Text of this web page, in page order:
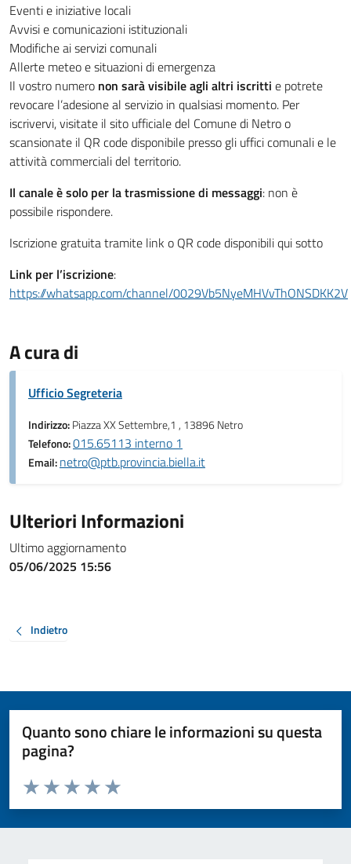
Eventi e iniziative locali
Avvisi e comunicazioni istituzionali
Modifiche ai servizi comunali
Allerte meteo e situazioni di emergenza
Il vostro numero non sarà visibile agli altri iscritti e potrete
revocare l’adesione al servizio in qualsiasi momento. Per
iscrivervi, visitate il sito ufficiale del Comune di Netro o
scansionate il QR code disponibile presso gli uffici comunali e le
attività commerciali del territorio.
Il canale è solo per la trasmissione di messaggi: non è
possibile rispondere.
Iscrizione gratuita tramite link o QR code disponibili qui sotto
Link per l’iscrizione:
https://whatsapp.com/channel/0029Vb5NyeMHVvThONSDKK2V
A cura di
Ufficio Segreteria
Indirizzo:Piazza XX Settembre,1 , 13896 Netro
Telefono:015.65113 interno 1
Email:netro@ptb.provincia.biella.it
Ulteriori Informazioni
Ultimo aggiornamento
05/06/2025 15:56
Indietro
Quanto sono chiare le informazioni su questa
pagina?
Valuta da 1 a 5 stelle la pagina
Valuta 5 stelle su 5
Valuta 4 stelle su 5
Valuta 3 stelle su 5
Valuta 2 stelle su 5
Valuta 1 stelle su 5